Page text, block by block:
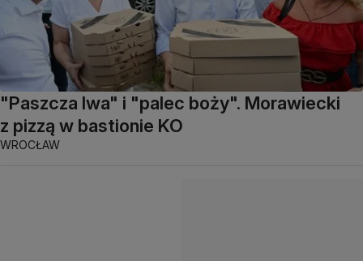
"Paszcza lwa" i "palec boży". Morawiecki
z pizzą w bastionie KO
WROCŁAW